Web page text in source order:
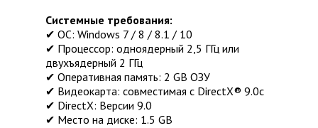
Системные требования:
✔ ОС: Windows 7 / 8 / 8.1 / 10
✔ Процессор: одноядерный 2,5 ГГц или
двухъядерный 2 ГГц
✔ Оперативная память: 2 GB ОЗУ
✔ Видеокарта: совместимая с DirectX® 9.0c
✔ DirectX: Версии 9.0
✔ Место на диске: 1.5 GB